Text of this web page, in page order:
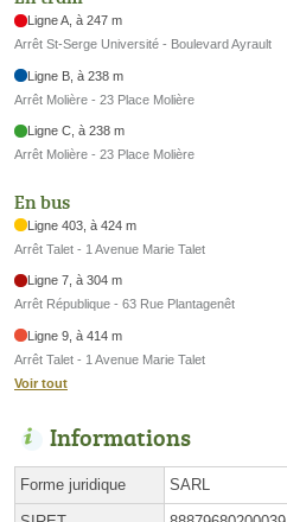
Ligne A, à 247 m
Arrêt St-Serge Université - Boulevard Ayrault
Ligne B, à 238 m
Arrêt Molière - 23 Place Molière
Ligne C, à 238 m
Arrêt Molière - 23 Place Molière
En bus
Ligne 403, à 424 m
Arrêt Talet - 1 Avenue Marie Talet
Ligne 7, à 304 m
Arrêt République - 63 Rue Plantagenêt
Ligne 9, à 414 m
Arrêt Talet - 1 Avenue Marie Talet
Voir tout
Informations
Forme juridique SARL